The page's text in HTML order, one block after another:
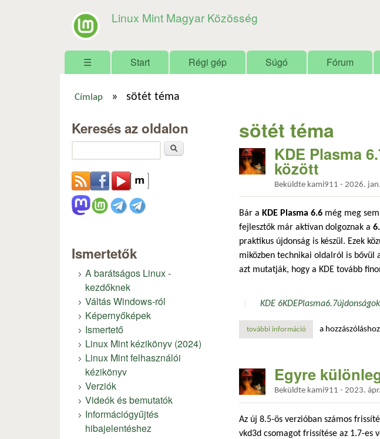
Linux Mint Magyar Közösség
Főmenü
☰ Start Régi gép Súgó Fórum
Címlap » sötét téma
sötét téma
KDE Plasma
között
Beküldte kami911 - 2026.
Bár a KDE Plasma 6.6 még meg
fejlesztők már aktívan dolgoznak a
praktikus újdonság is készül. Ezek
miközben technikai oldalról is bővül
azt mutatják, hogy a KDE tovább
KDE 6KDEPlasma6.7újdonságok
további információkde plasma 6.7:
a hozzászóláshoz
Egyre
Beküldte kami911 - 2023.
Az új 8.5-ös verzióban számos
vkd3d csomagot frissítése az 1.7-es
Keresés az oldalon
Ismertetők
A barátságos Linux -
kezdőknek
Váltás Windows-ról
Képernyőképek
Ismertető
Linux Mint kézikönyv (2024)
Linux Mint felhasználói
kézikönyv
Verziók
Videók és bemutatók
Információgyűjtés
hibajelentéshez